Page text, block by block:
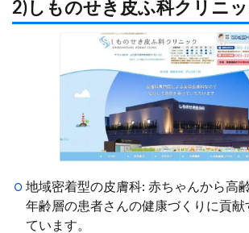
2)しものせき皮ふ科クリニッ
地域密着型の皮膚科: 赤ちゃんから高
年齢層の患者さんの健康づくりに貢献
ています。